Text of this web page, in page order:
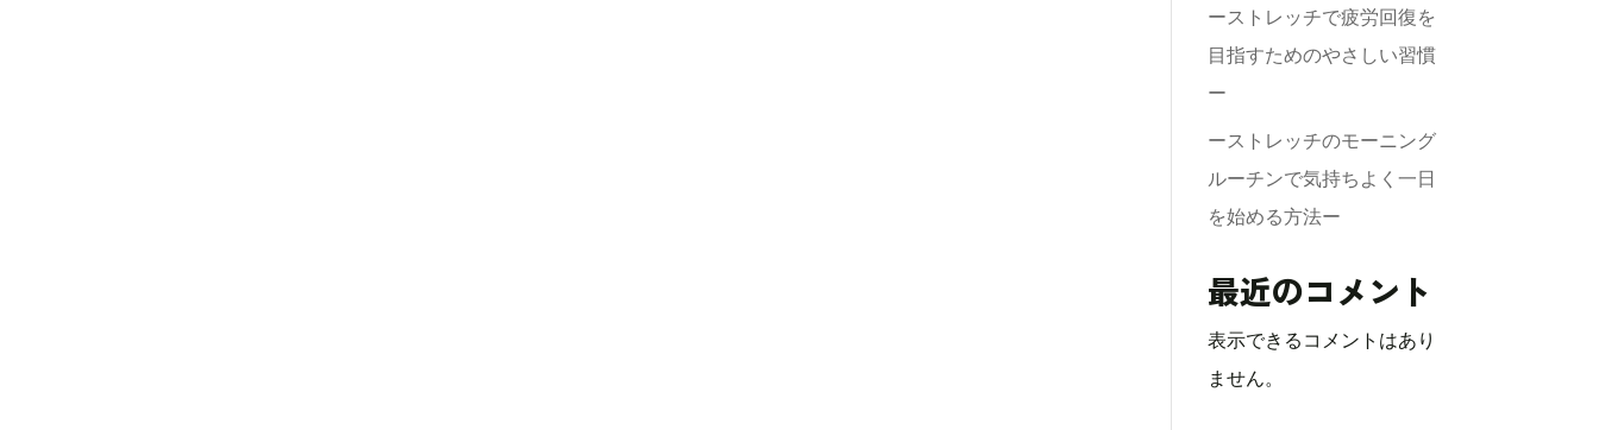
ーストレッチで疲労回復を
目指すためのやさしい習慣
ー
ーストレッチのモーニング
ルーチンで気持ちよく一日
を始める方法ー
最近のコメント
表示できるコメントはあり
ません。